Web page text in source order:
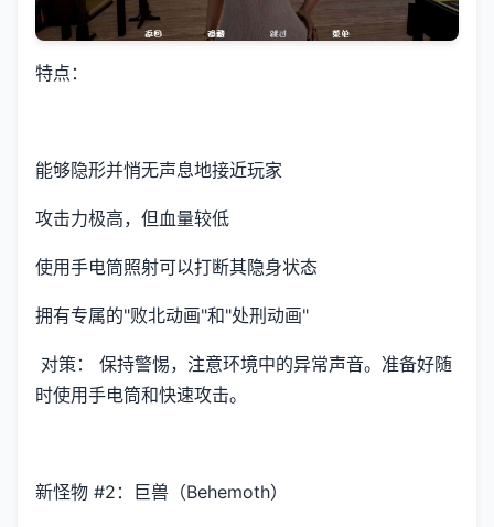
特点：
能够隐形并悄无声息地接近玩家
攻击力极高，但血量较低
使用手电筒照射可以打断其隐身状态
拥有专属的"败北动画"和"处刑动画"
对策： 保持警惕，注意环境中的异常声音。准备好随
时使用手电筒和快速攻击。
新怪物 #2：巨兽（Behemoth）